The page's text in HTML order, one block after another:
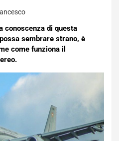
conoscenza di questa
sembrare strano, è
come funziona il